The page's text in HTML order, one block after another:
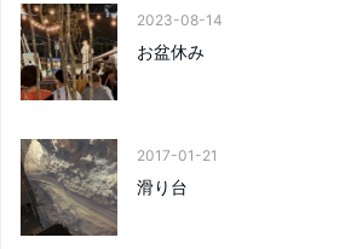
2023-08-14
お盆休み
2017-01-21
滑り台